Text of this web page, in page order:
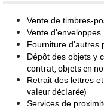
Vente de timbres-
Vente
Fourniture d'autres
Dépôt des objets y
contrat, objets en
Retrait des lettres
valeur déclarée)
Services de